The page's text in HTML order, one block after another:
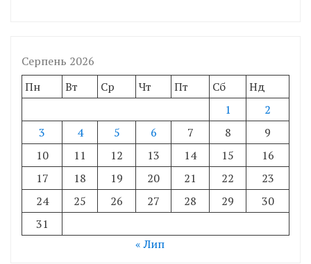
Серпень 2026
Пн
Вт Ср Чт Пт Сб
Нд
1
2
3
4 5 6 7 8
9
10
11 12 13 14 15
16
17
18 19 20 21 22
23
24
25 26 27 28 29
30
31
« Лип